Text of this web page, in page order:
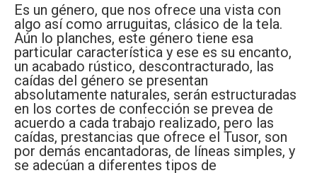
Es un género, que nos ofrece una vista con
algo así como arruguitas, clásico de la tela.
Aún lo planches, este género tiene esa
particular característica y ese es su encanto,
un acabado rústico, descontracturado, las
caídas del género se presentan
absolutamente naturales, serán estructuradas
en los cortes de confección se prevea de
acuerdo a cada trabajo realizado, pero las
caídas, prestancias que ofrece el Tusor, son
por demás encantadoras, de líneas simples, y
se adecúan a diferentes tipos de